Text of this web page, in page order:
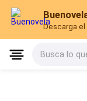
Descarga el
Busca lo